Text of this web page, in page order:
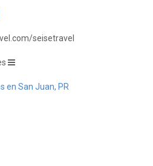
seisetravel
en San Juan, PR